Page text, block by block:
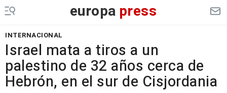
europa press
INTERNACIONAL
Israel mata a tiros a un
palestino de 32 años cerca de
Hebrón, en el sur de Cisjordania